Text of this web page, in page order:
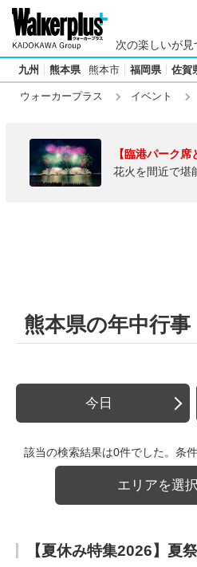
次の楽しいが見
九州 熊本県 熊本市 福岡県 佐賀
ウォーカープラス イベント
【臨港パーク席
花火を間近で堪
熊本県の年中行事
今日
該当の検索結果は0件でした。条
エリアを選択
【夏休み特集2026】夏